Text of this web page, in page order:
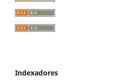
Indexadores